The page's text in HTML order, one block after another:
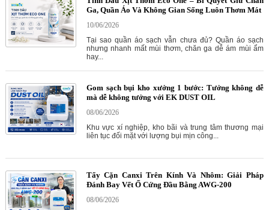
Ga, Quần Áo Và Không Gian Sống Luôn Thơm Mát
10/06/2026
Tại sao quần áo sạch vẫn chưa đủ? Quần áo sạch
nhưng nhanh mất mùi thơm, chăn ga dễ ám mùi ẩm
hay...
Gom sạch bụi kho xưởng 1 bước: Tưởng không dễ
mà dễ không tưởng với EK DUST OIL
08/06/2026
Khu vực xí nghiệp, kho bãi và trung tâm thương mại
liên tục đối mặt với lượng bụi mịn công...
Tẩy Cặn Canxi Trên Kính Và Nhôm: Giải Pháp
Đánh Bay Vết Ố Cứng Đầu Bằng AWG-200
08/06/2026